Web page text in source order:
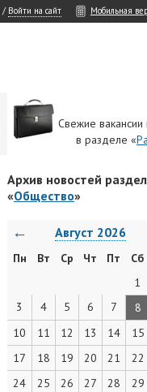
/ Войти на сайт Мобильная
Свежие
в разделе «
Архив новостей
«Общество»
← Август 2026
Пн Вт Ср Чт Пт Сб
1
3
4 5 6 7 8
10
11 12 13 14 15
17
18 19 20 21 22
24
25 26 27 28 29